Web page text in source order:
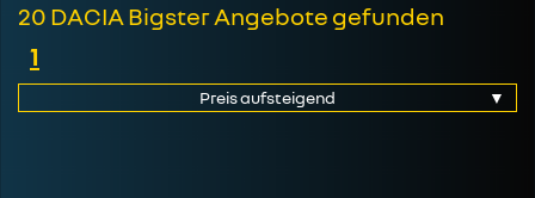
20 DACIA Bigster Angebote gefunden
1